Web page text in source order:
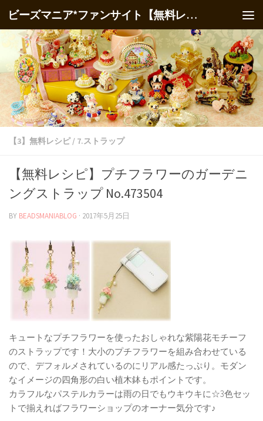
ビーズマニア*ファンサイト【無料レシピ】
【3】無料レシピ / 7.ストラップ
【無料レシピ】プチフラワーのガーデニ
ングストラップ No.473504
BY BEADSMANIABLOG · 2017年5月25日
キュートなプチフラワーを使ったおしゃれな紫陽花モチーフ
のストラップです！大小のプチフラワーを組み合わせている
ので、デフォルメされているのにリアル感たっぷり。モダン
なイメージの四角形の白い植木鉢もポイントです。
カラフルなパステルカラーは雨の日でもウキウキに☆3色セッ
トで揃えればフラワーショップのオーナー気分です♪